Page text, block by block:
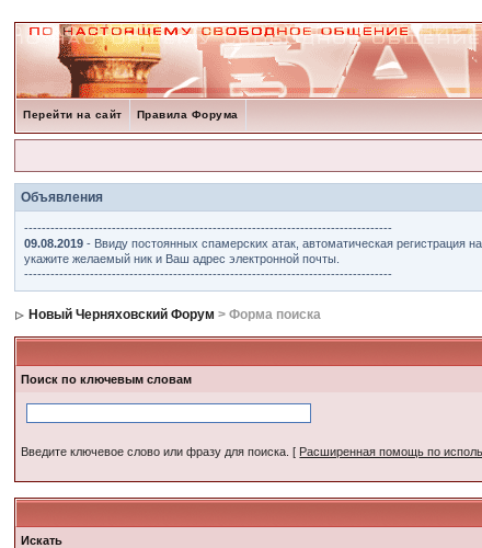
Перейти на сайт Правила Форума
Объявления
------------------------------------------------------------------------------------
09.08.2019 - Ввиду постоянных спамерских атак, автоматическая регистрация
укажите желаемый ник и Ваш адрес электронной почты.
------------------------------------------------------------------------------------
Новый Черняховский Форум > Форма поиска
Поиск по ключевым словам
Введите ключевое слово или фразу для поиска. [ Расширенная помощь по
Искать